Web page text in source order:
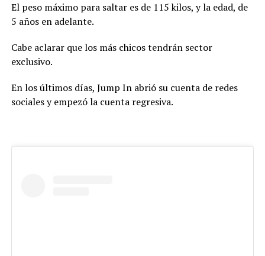
El peso máximo para saltar es de 115 kilos, y la edad, de
5 años en adelante.
Cabe aclarar que los más chicos tendrán sector
exclusivo.
En los últimos días, Jump In abrió su cuenta de redes
sociales y empezó la cuenta regresiva.